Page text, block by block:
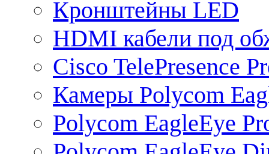
Кронштейны LED
HDMI кабели под
Cisco TelePresence
Камеры Polycom
Polycom EagleEye